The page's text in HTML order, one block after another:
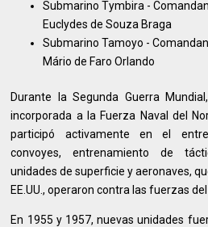
Submarino Tymbira -
Euclydes de Souza Braga
Submarino Tamoyo -
Mário de Faro Orlando
Durante la Segunda Guerra
incorporada a la Fuerza Naval del
participó activamente en el
convoyes, entrenamiento de
unidades de superficie y aeronaves,
EE.UU., operaron contra las fuerzas del
En 1955 y 1957, nuevas unidades